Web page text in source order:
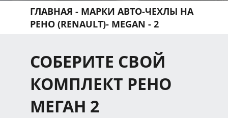
ГЛАВНАЯ - МАРКИ АВТО-ЧЕХЛЫ НА
РЕНО (RENAULT)- MEGAN - 2
СОБЕРИТЕ СВОЙ
КОМПЛЕКТ РЕНО
МЕГАН 2